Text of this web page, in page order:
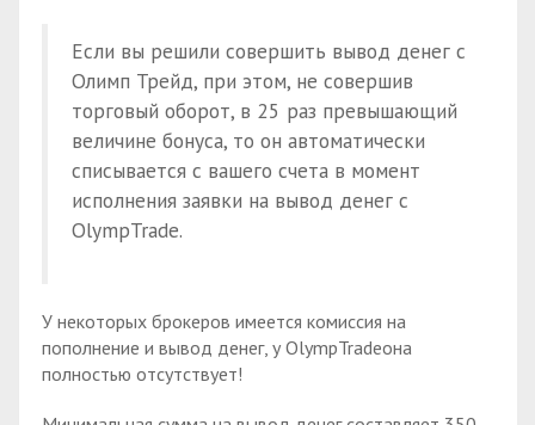
Если вы решили совершить вывод денег с
Олимп Трейд, при этом, не совершив
торговый оборот, в 25 раз превышающий
величине бонуса, то он автоматически
списывается с вашего счета в момент
исполнения заявки на вывод денег с
OlympTrade.
У некоторых брокеров имеется комиссия на
пополнение и вывод денег, у OlympTradeона
полностью отсутствует!